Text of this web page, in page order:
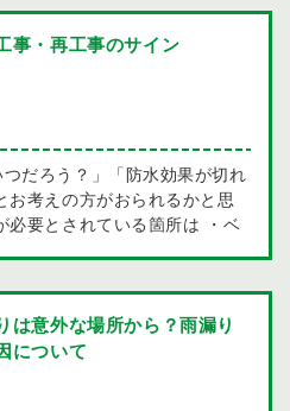
工事は、主に建物の外壁や内
作業です。 その目的は、見
には素材（外壁）の保護で
新築のような外観を保つこと
から素材を守る役割も果たし
特性や適用場所が異なりま
は、建物内部や外部に水が侵
す。特に屋根やバルコニー、
やすく、適切な防水処理が施
による被害が発生する可能性
、主に以下のような方法があ
のウレタン樹脂を塗りゴム
FRP防水…強度が大きく耐久
スチック)を応用した防水工
ル樹脂で作られた防水シー
事・再工事のサイン
つだろう？」「防水効果が切れ
お考えの方がおられるかと思
必要とされている箇所は ・ベ
て下さい。 ・勾配不良 ベラ
水が溜まってしまう現象で
となります。 ・コケやカ
件により、日当たりが少な
ビなどが繁殖している場合が
は意外な場所から？雨漏り
について